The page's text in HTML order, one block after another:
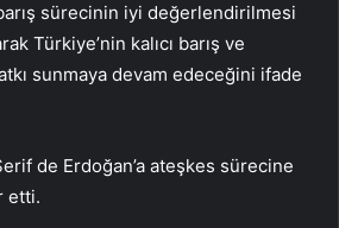
sürecinin iyi değerlendirilmesi
Türkiye’nin kalıcı barış ve
sunmaya devam edeceğini ifade
de Erdoğan’a ateşkes sürecine
etti.